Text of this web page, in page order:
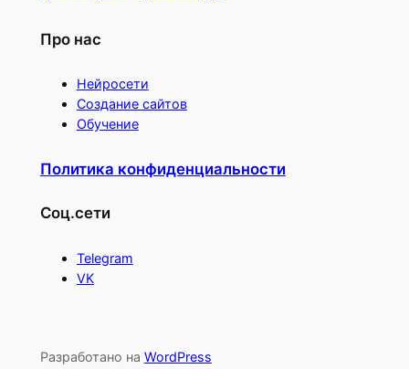
Про нас
Нейросети
Создание сайтов
Обучение
Политика конфиденциальности
Соц.сети
Telegram
VK
Разработано на WordPress